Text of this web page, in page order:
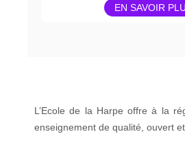
EN SAVOIR
L’Ecole de la Harpe offre à la
enseignement de qualité, ouvert et